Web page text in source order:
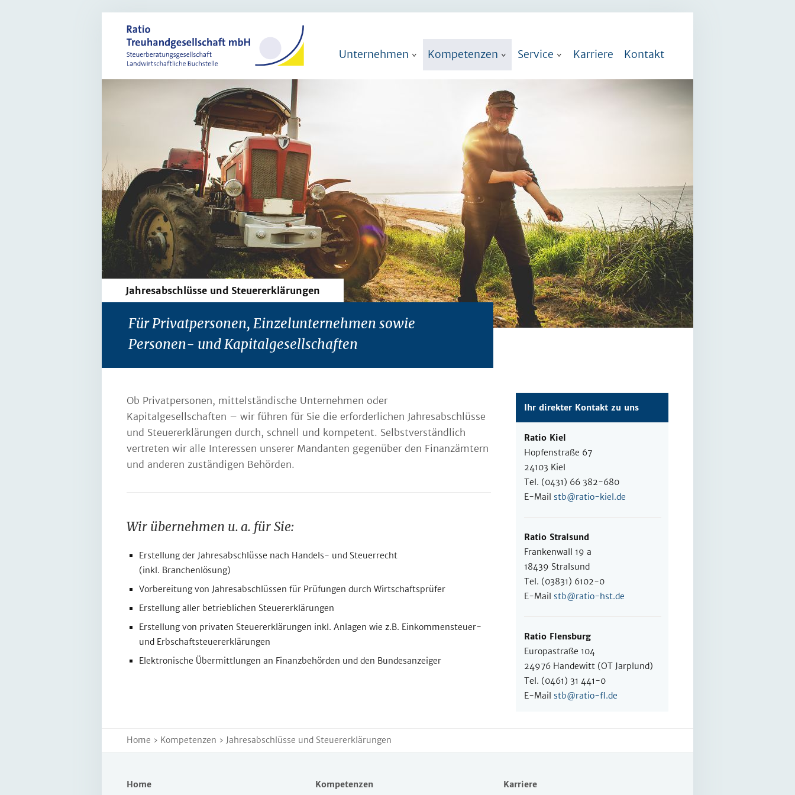
überspringen
Unternehmen Kompetenzen Service Karriere Kontakt
Jahresabschlüsse und Steuererklärungen
Für Privatpersonen, Einzelunternehmen sowie
Personen- und Kapitalgesellschaften
Ob Privatpersonen, mittelständische Unternehmen oder
Kapitalgesellschaften – wir führen für Sie die erforderlichen Jahresabschlüsse
und Steuer­erklärungen durch, schnell und kompetent. Selbstverständlich
vertreten wir alle Interessen unserer Mandanten gegenüber den Finanzämtern
und anderen zuständigen Behörden.
Wir übernehmen u. a. für Sie:
Erstellung der Jahresabschlüsse nach Handels- und Steuerrecht
(inkl. Branchenlösung)
Vorbereitung von Jahresabschlüssen für Prüfungen durch Wirtschaftsprüfer
Erstellung aller betrieblichen Steuererklärungen
Erstellung von privaten Steuererklärungen inkl. Anlagen wie z.B. Einkommensteuer-
und Erbschaftsteuererklärungen
Elektronische Übermittlungen an Finanzbehörden und den Bundesanzeiger
Ihr direkter Kontakt zu uns
Ratio Kiel
Hopfenstraße 67
24103 Kiel
Tel. (0431) 66 382-680
E-Mail stb@ratio-kiel.de
Ratio Stralsund
Frankenwall 19 a
18439 Stralsund
Tel. (03831) 6102-0
E-Mail stb@ratio-hst.de
Ratio Flensburg
Europastraße 104
24976 Handewitt (OT Jarplund)
Tel. (0461) 31 441-0
E-Mail stb@ratio-fl.de
Home › Kompetenzen › Jahresabschlüsse und Steuererklärungen
Navigation
Home Kompetenzen Karriere